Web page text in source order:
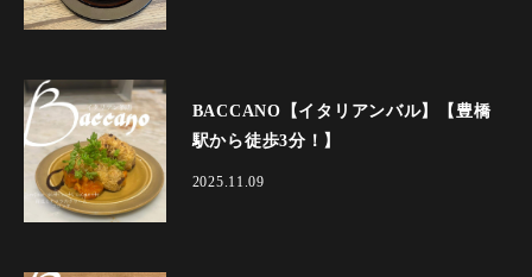
BACCANO【イタリアンバル】【豊橋
駅から徒歩3分！】
2025.11.09